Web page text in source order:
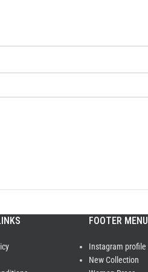
FOOTER MENU
Instagram profile
New Collection